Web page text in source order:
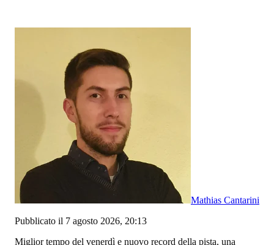
Mathias Cantarini
Pubblicato il 7 agosto 2026, 20:13
Miglior tempo del venerdì e nuovo record della pista, una